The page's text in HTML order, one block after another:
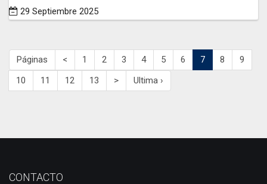
29 Septiembre 2025
Páginas < 1 2 3 4 5 6 7 8
9
10
11 12 13 > Ultima ›
CONTACTO